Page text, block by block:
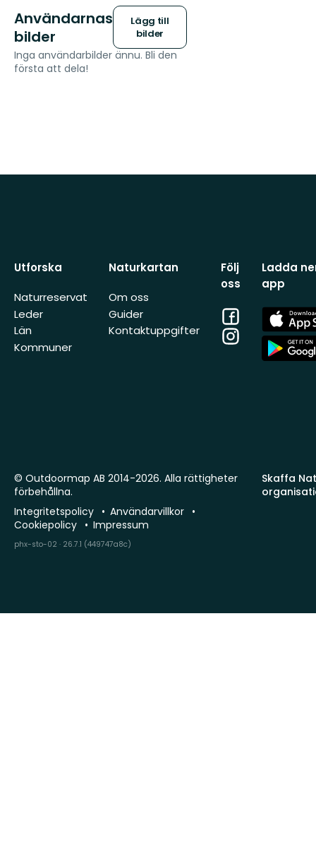
Användarnas
bilder
Lägg till
bilder
Inga användarbilder ännu. Bli den
första att dela!
Utforska
Naturreservat
Leder
Län
Kommuner
Naturkartan
Om oss
Guider
Kontaktuppgifter
Följ
oss
Facebook
Instagram
Ladda
app
App
Store
App
Store
Skaffa
© Outdoormap AB 2014-2026. Alla rättigheter
förbehållna.
Integritetspolicy
Användarvillkor
Cookiepolicy
Impressum
phx-sto-02 · 26.7.1 (449747a8c)